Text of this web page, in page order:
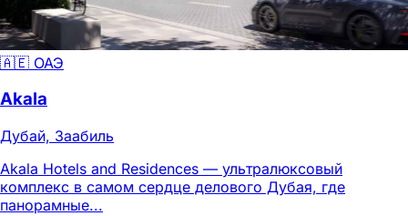
🇦🇪 ОАЭ
Akala
Дубай, Заабиль
Akala Hotels and Residences — ультралюксовый
комплекс в самом сердце делового Дубая, где
панорамные...